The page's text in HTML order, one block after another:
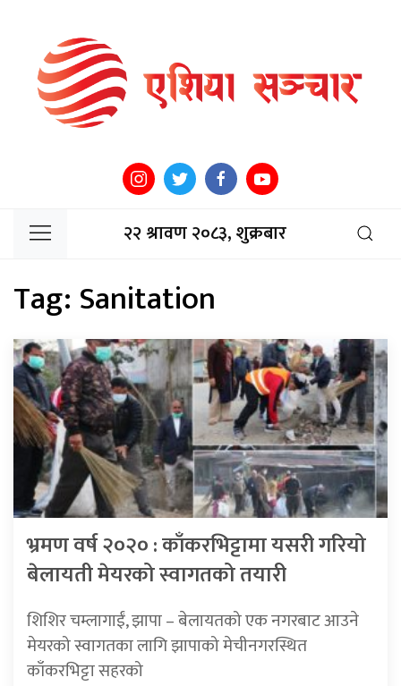
२२ श्रावण २०८३, शुक्रबार
Tag: Sanitation
भ्रमण वर्ष २०२० : काँकरभिट्टामा यसरी गरियो
बेलायती मेयरको स्वागतको तयारी
शिशिर चम्लागाईं, झापा – बेलायतको एक नगरबाट आउने
मेयरको स्वागतका लागि झापाको मेचीनगरस्थित
काँकरभिट्टा सहरको